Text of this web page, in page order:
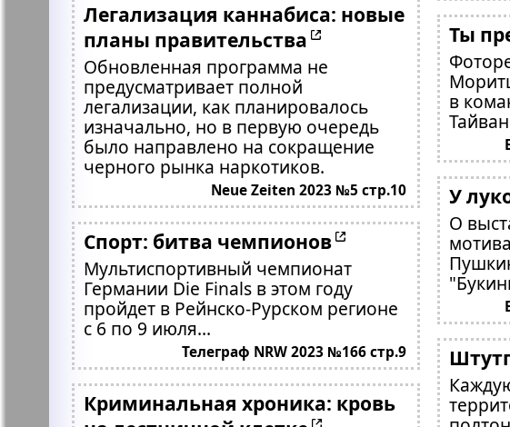
Легализация каннабиса: новые
планы правительства
Обновленная программа не
предусматривает полной
легализации, как планировалось
изначально, но в первую очередь
было направлено на сокращение
черного рынка наркотиков.
Neue Zeiten 2023 №5 стр.10
Спорт: битва чемпионов
Мультиспортивный чемпионат
Германии Die Finals в этом году
пройдет в Рейнско-Рурском регионе
с 6 по 9 июля...
Телеграф NRW 2023 №166 стр.9
Криминальная хроника: кровь
Ты
в
У
О